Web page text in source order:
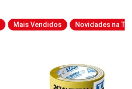
Mais Vendidos Novidades na